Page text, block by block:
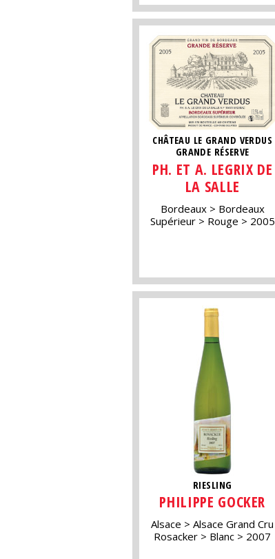
CHÂTEAU LE GRAND VERDUS
GRANDE RÉSERVE
PH. ET A. LEGRIX DE
LA SALLE
Bordeaux
Bordeaux
Supérieur
Rouge 2005
RIESLING
PHILIPPE GOCKER
Alsace
Alsace Grand Cru
Rosacker
Blanc 2007